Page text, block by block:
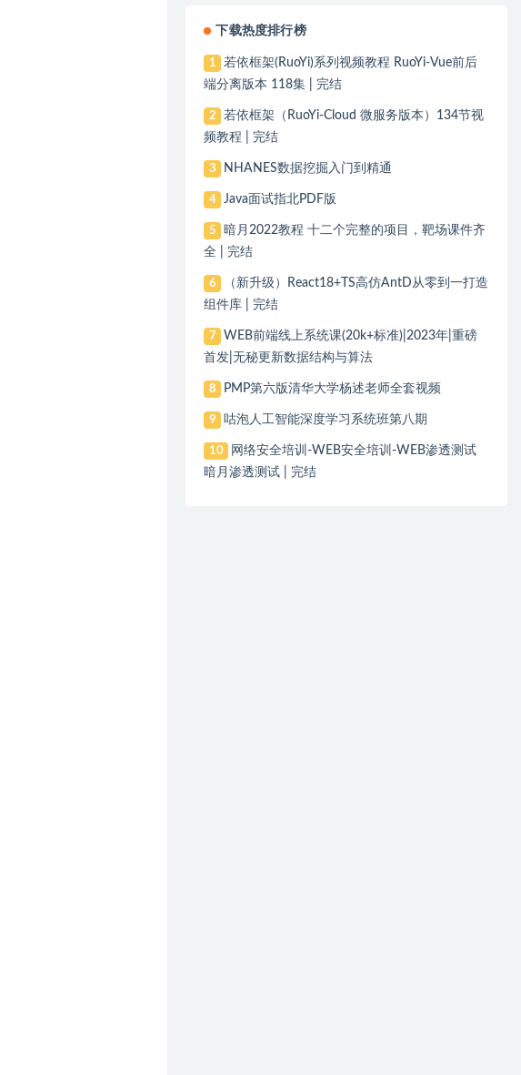
下载热度排行榜
1
若依框架(RuoYi)系列视频教程 RuoYi-Vue前后
端分离版本 118集 | 完结
2
若依框架（RuoYi-Cloud 微服务版本）134节视
频教程 | 完结
3 NHANES数据挖掘入门到精通
4 Java面试指北PDF版
5
暗月2022教程 十二个完整的项目，靶场课件齐
全 | 完结
6
（新升级）React18+TS高仿AntD从零到一打造
组件库 | 完结
7
WEB前端线上系统课(20k+标准)|2023年|重磅
首发|无秘更新数据结构与算法
8 PMP第六版清华大学杨述老师全套视频
9 咕泡人工智能深度学习系统班第八期
10
网络安全培训-WEB安全培训-WEB渗透测试
暗月渗透测试 | 完结